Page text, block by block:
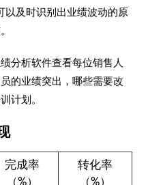
以及时识别出业绩波动的原
分析软件查看每位销售人
的业绩突出，哪些需要改
计划。
完成率
（%）
转化率
（%）